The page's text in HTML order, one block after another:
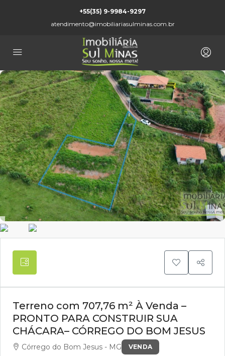
+55(35) 9-9984-9297
atendimento@imobiliariasulminas.com.br
VENDA
Terreno com 707,76 m² À Venda –
PRONTO PARA CONSTRUIR SUA
CHÁCARA– CÓRREGO DO BOM JESUS
Córrego do Bom Jesus - MG